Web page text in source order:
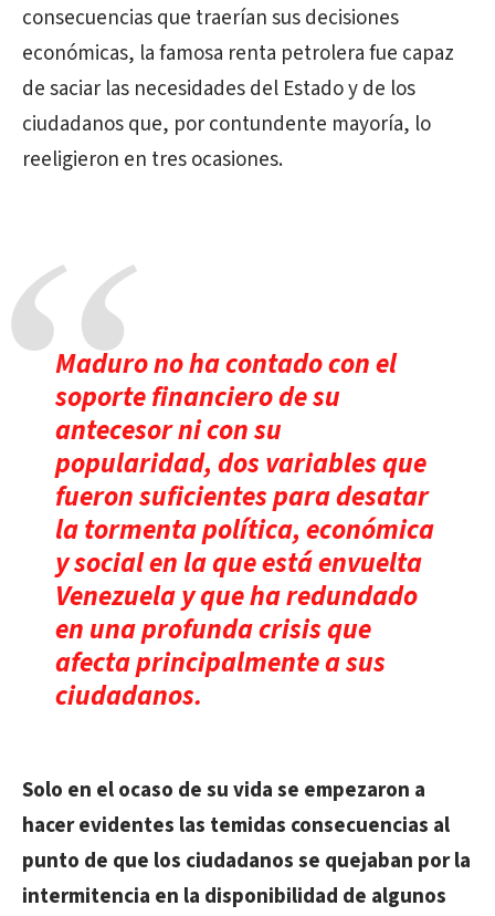
consecuencias que traerían sus decisiones
económicas, la famosa renta petrolera fue capaz
de saciar las necesidades del Estado y de los
ciudadanos que, por contundente mayoría, lo
reeligieron en tres ocasiones.
Maduro no ha contado con el
soporte financiero de su
antecesor ni con su
popularidad, dos variables que
fueron suficientes para desatar
la tormenta política, económica
y social en la que está envuelta
Venezuela y que ha redundado
en una profunda crisis que
afecta principalmente a sus
ciudadanos.
Solo en el ocaso de su vida se empezaron a
hacer evidentes las temidas consecuencias al
punto de que los ciudadanos se quejaban por la
intermitencia en la disponibilidad de algunos